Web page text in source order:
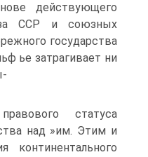
действующего
ССР и союзных
государства
ье затрагивает ни
статуса
над »им. Этим и
континентального